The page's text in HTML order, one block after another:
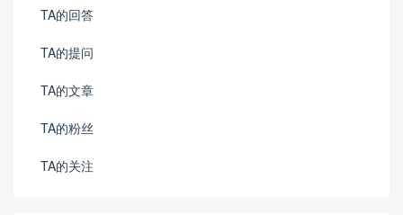
TA的回答
TA的提问
TA的文章
TA的粉丝
TA的关注